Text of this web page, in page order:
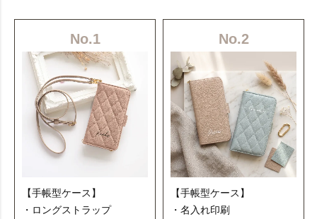
No.1
【手帳型ケース】
・ロングストラップ
No.2
【手帳型ケース】
・名入れ印刷